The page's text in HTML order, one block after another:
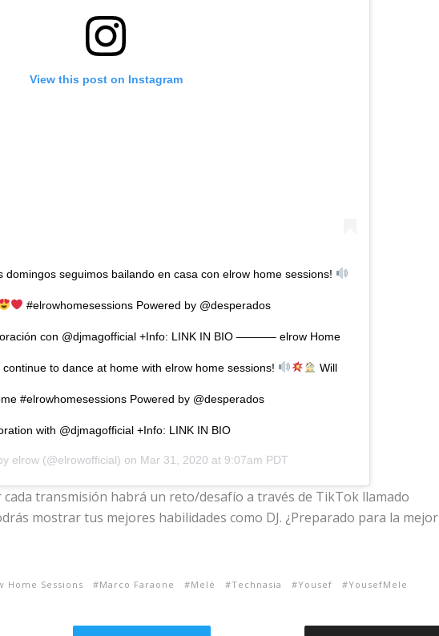
View this post on Instagram
domingos seguimos bailando en casa con elrow home sessions!
#elrowhomesessions Powered by @desperados
con @djmagofficial +Info: LINK IN BIO ———– elrow Home
to dance at home with elrow home sessions! Will
#elrowhomesessions Powered by @desperados
with @djmagofficial +Info: LINK IN BIO
elrow(@elrowofficial) on Mar 31, 2020 at 9:07am PDT
transmisión habrá un reto/desafío a través de TikTok llamado
mostrar tus mejores habilidades como DJ. ¿Preparado para la mejor
Home Sessions Marco Faraone Melé Technasia Yousef YousefMele